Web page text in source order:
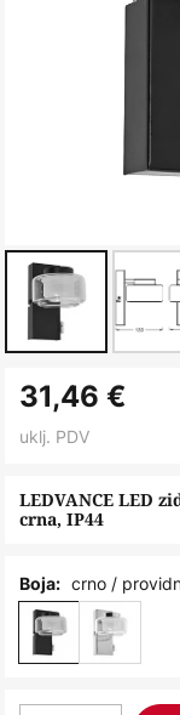
to
the
of
the
gallery
LEDVANCE LED
crna, IP44
31,46 €
uklj. PDV
Boja: crno /